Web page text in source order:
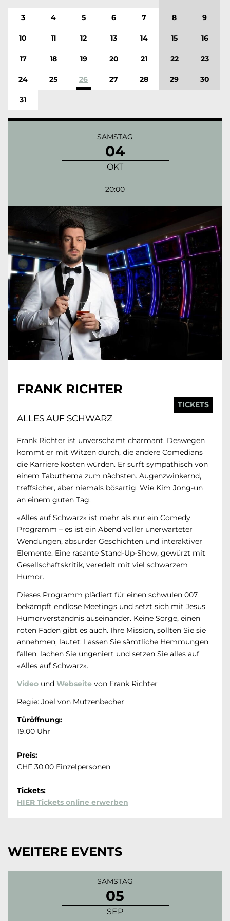
3 4 5 6 7 8 9
10 11 12 13 14 15 16
17 18 19 20 21 22 23
24 25 26 27 28 29 30
31
SAMSTAG
04
OKT
20:00
FRANK RICHTER
TICKETS
ALLES AUF SCHWARZ
Frank Richter ist unverschämt charmant. Deswegen
kommt er mit Witzen durch, die andere Comedians
die Karriere kosten würden. Er surft sympathisch von
einem Tabuthema zum nächsten. Augenzwinkernd,
treffsicher, aber niemals bösartig. Wie Kim Jong-un
an einem guten Tag.
«Alles auf Schwarz» ist mehr als nur ein Comedy
Programm – es ist ein Abend voller unerwarteter
Wendungen, absurder Geschichten und interaktiver
Elemente. Eine rasante Stand-Up-Show, gewürzt mit
Gesellschaftskritik, veredelt mit viel schwarzem
Humor.
Dieses Programm plädiert für einen schwulen 007,
bekämpft endlose Meetings und setzt sich mit Jesus'
Humorverständnis auseinander. Keine Sorge, einen
roten Faden gibt es auch. Ihre Mission, sollten Sie sie
annehmen, lautet: Lassen Sie sämtliche Hemmungen
fallen, lachen Sie ungeniert und setzen Sie alles auf
«Alles auf Schwarz».
Video und Webseite von Frank Richter
Regie: Joël von Mutzenbecher
Türöffnung:
19.00 Uhr
Preis:
CHF 30.00 Einzelpersonen
Tickets:
HIER Tickets online erwerben
WEITERE EVENTS
SAMSTAG
05
SEP